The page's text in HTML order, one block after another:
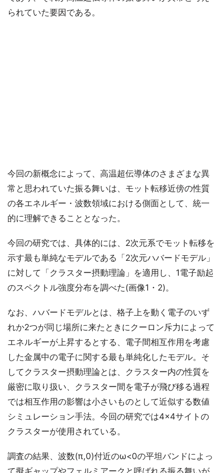
られていた要因である。
今回の新概念によって、高温超伝導体のさまざまな異
常と思われていた振る舞いは、モット転移近傍の性質
の各エネルギー・波数領域における側面として、統一
的に理解できることとなった。
今回の研究では、具体的には、2次元系でモット転移を
示す最も単純なモデルである「2次元ハバードモデル」
に対して「クラスター摂動理論」を適用し、1電子励起
のスペクトル強度分布を調べた(画像1・2)。
なお、ハバードモデルとは、格子上を動く電子のいず
れか2つが同じ場所に来たときにクーロン斥力によって
エネルギーが上昇するとする、電子間相互作用を考慮
した金属中の電子に関する最も単純化したモデル。そ
してクラスター摂動理論とは、クラスター内の性質を
厳密に取り扱い、クラスター間を電子が飛び移る過程
では相互作用の影響は小さいものとして近似する数値
シミュレーション手法。今回の研究では4×4サイトの
クラスターが使用されている。
調査の結果、波数(π,0)付近のω<0の平坦バンドによっ
て擬ギャップやフェルミアークと呼ばれる振る舞いが